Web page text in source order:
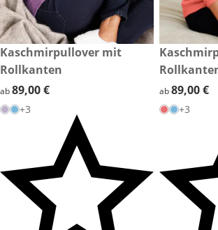
89,00 €
Kaschmirpullover mit
Rollkanten
89,00 €
ab89,00 €
+3
89,00 €
89,00 €
ab89,00 €
+3